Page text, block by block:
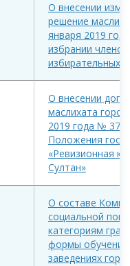
О внесении
решение
января 2019
избрании
избирательных
О внесении
маслихата
2019 года №
Положения
«Ревизионная
Султан»
О составе
социальной
категориям
формы
заведениях